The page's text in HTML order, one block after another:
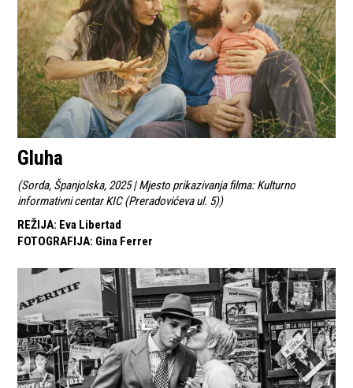
Gluha
(Sorda, Španjolska, 2025 | Mjesto prikazivanja filma: Kulturno
informativni centar KIC (Preradovićeva ul. 5))
REŽIJA: Eva Libertad
FOTOGRAFIJA: Gina Ferrer